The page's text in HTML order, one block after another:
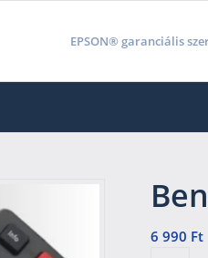
EPSON® garanciális
6 990 Ft